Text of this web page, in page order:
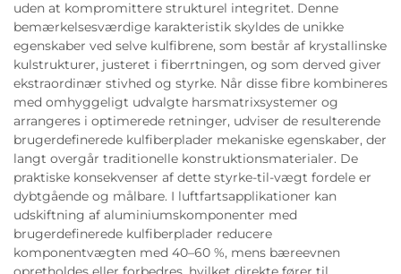
uden at kompromittere strukturel integritet. Denne
bemærkelsesværdige karakteristik skyldes de unikke
egenskaber ved selve kulfibrene, som består af krystallinske
kulstrukturer, justeret i fiberrtningen, og som derved giver
ekstraordinær stivhed og styrke. Når disse fibre kombineres
med omhyggeligt udvalgte harsmatrixsystemer og
arrangeres i optimerede retninger, udviser de resulterende
brugerdefinerede kulfiberplader mekaniske egenskaber, der
langt overgår traditionelle konstruktionsmaterialer. De
praktiske konsekvenser af dette styrke-til-vægt fordele er
dybtgående og målbare. I luftfartsapplikationer kan
udskiftning af aluminiumskomponenter med
brugerdefinerede kulfiberplader reducere
komponentvægten med 40–60 %, mens bæreevnen